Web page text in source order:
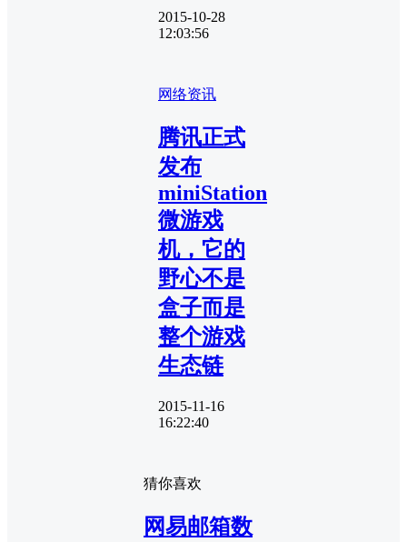
2015-10-28
12:03:56
网络资讯
腾讯正式
发布
miniStation
微游戏
机，它的
野心不是
盒子而是
整个游戏
生态链
2015-11-16
16:22:40
猜你喜欢
网易邮箱数